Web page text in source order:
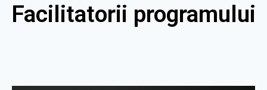
Facilitatorii programului